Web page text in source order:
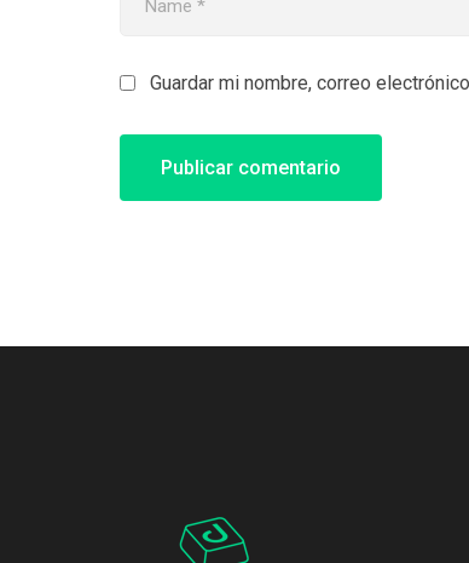
Guardar mi nombre, correo